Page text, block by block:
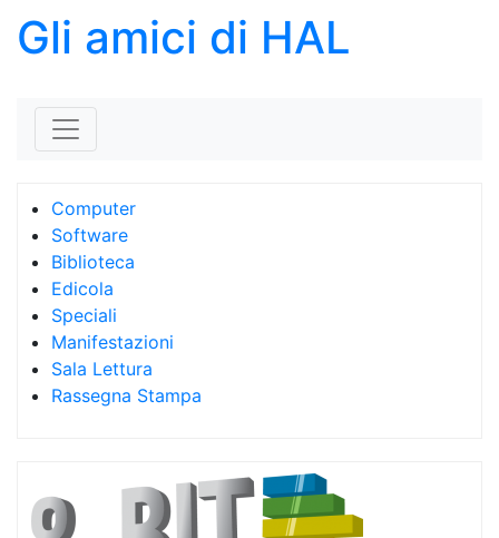
Gli amici di HAL
Computer
Software
Biblioteca
Edicola
Speciali
Manifestazioni
Sala Lettura
Rassegna Stampa